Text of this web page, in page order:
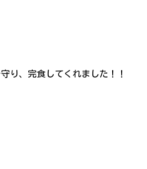
り、完食してくれました！！